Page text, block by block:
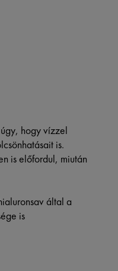
hogy vízzel
is.
is előfordul, miután
által a
is